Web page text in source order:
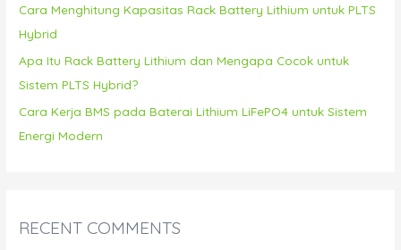
Cara Menghitung Kapasitas Rack Battery Lithium untuk PLTS
Hybrid
Apa Itu Rack Battery Lithium dan Mengapa Cocok untuk
Sistem PLTS Hybrid?
Cara Kerja BMS pada Baterai Lithium LiFePO4 untuk Sistem
Energi Modern
RECENT COMMENTS